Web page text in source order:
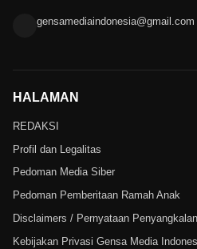
gensamediaindonesia@gmail.com
HALAMAN
REDAKSI
Profil dan Legalitas
Pedoman Media Siber
Pedoman Pemberitaan Ramah Anak
Disclaimers / Pernyataan Penyangkalan
Kebijakan Privasi Gensa Media